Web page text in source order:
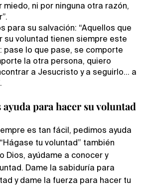
miedo, ni por ninguna otra razón,
para su salvación: “Aquellos que
su voluntad tienen siempre este
pase lo que pase, se comporte
la otra persona, quiero
a Jesucristo y a seguirlo… a
para hacer su voluntad
es tan fácil, pedimos ayuda
tu voluntad” también
Dios, ayúdame a conocer y
Dame la sabiduría para
y dame la fuerza para hacer tu